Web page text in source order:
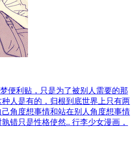
便利贴，只是为了被别人需要的那
人是有的，归根到底世界上只有两
角度想事情和站在别人角度想事情
错只是性格使然.. 行李少女漫画，